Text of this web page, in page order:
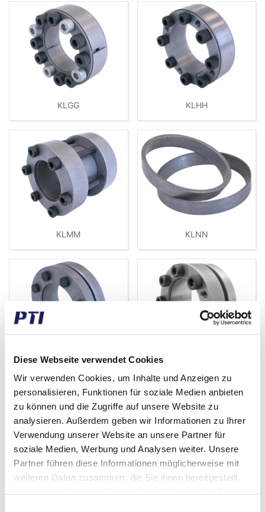
Diese Webseite verwendet Cookies
Wir verwenden Cookies, um Inhalte und Anzeigen zu
personalisieren, Funktionen für soziale Medien anbieten
zu können und die Zugriffe auf unsere Website zu
analysieren. Außerdem geben wir Informationen zu Ihrer
Verwendung unserer Website an unsere Partner für
soziale Medien, Werbung und Analysen weiter. Unsere
Partner führen diese Informationen möglicherweise mit
weiteren Daten zusammen, die Sie ihnen bereitgestellt
KLGG KLHH
KLMM KLNN
KLPP